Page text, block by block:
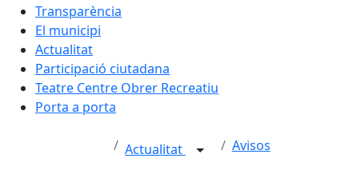
Transparència
El municipi
Actualitat
Participació ciutadana
Teatre Centre Obrer Recreatiu
Porta a porta
Actualitat Avisos